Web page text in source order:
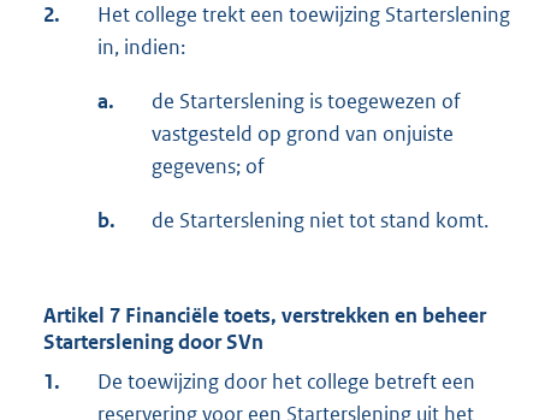
2.
Het college trekt een toewijzing Starterslening
in, indien:
a.
de Starterslening is toegewezen of
vastgesteld op grond van onjuiste
gegevens; of
b. de Starterslening niet tot stand komt.
Artikel 7 Financiële toets, verstrekken en beheer
Starterslening door SVn
1.
De toewijzing door het college betreft een
reservering voor een Starterslening uit het